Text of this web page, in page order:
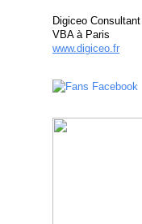
Digiceo
VBA à Paris
www.digiceo.fr